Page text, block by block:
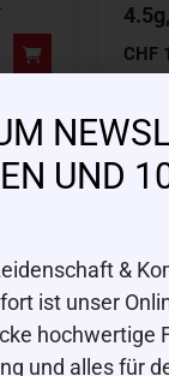
CHF
UND
&
ist unser
hochwertige
und alles für